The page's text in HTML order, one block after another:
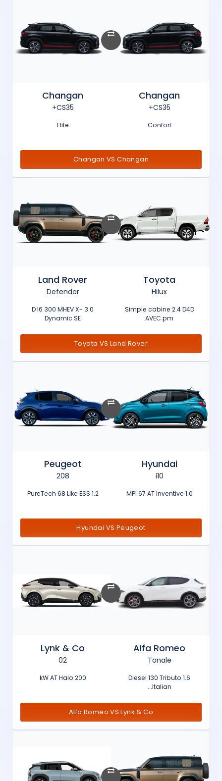
Changan
CS35+
Confort
Changan
CS35+
Elite
Changan VS Changan
Toyota
Hilux
Simple cabine 2.4 D4D
AVEC pm
Land Rover
Defender
3.0 D I6 300 MHEV X-
Dynamic SE
Toyota VS Land Rover
Hyundai
i10
1.0 MPI 67 AT Inventive
Peugeot
208
1.2 PureTech 68 Like ESS
Hyundai VS Peugeot
Alfa Romeo
Tonale
1.6 Diesel 130 Tributo
Italian...
Lynk & Co
02
200 kW AT Halo
Alfa Romeo VS Lynk & Co